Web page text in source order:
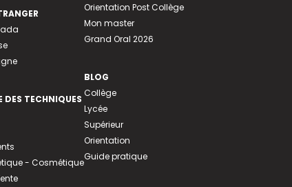
DES TECHNIQUES
- Cosmétique
Orientation Post Collège
Mon master
Grand Oral 2026
BLOG
Collège
Lycée
Supérieur
Orientation
Guide pratique